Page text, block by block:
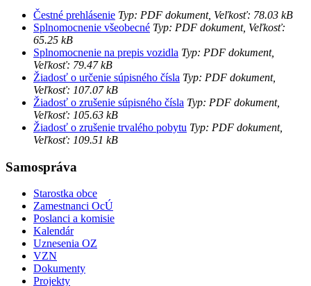
Čestné prehlásenie Typ: PDF dokument, Veľkosť: 78.03 kB
Splnomocnenie všeobecné Typ: PDF dokument, Veľkosť:
65.25 kB
Splnomocnenie na prepis vozidla Typ: PDF dokument,
Veľkosť: 79.47 kB
Žiadosť o určenie súpisného čísla Typ: PDF dokument,
Veľkosť: 107.07 kB
Žiadosť o zrušenie súpisného čísla Typ: PDF dokument,
Veľkosť: 105.63 kB
Žiadosť o zrušenie trvalého pobytu Typ: PDF dokument,
Veľkosť: 109.51 kB
Samospráva
Starostka obce
Zamestnanci OcÚ
Poslanci a komisie
Kalendár
Uznesenia OZ
VZN
Dokumenty
Projekty